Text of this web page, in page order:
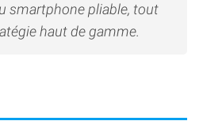
smartphone pliable, tout
haut de gamme.